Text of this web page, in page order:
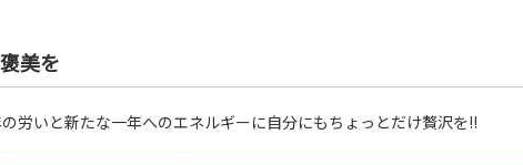
美を
労いと新たな一年へのエネルギーに自分にもちょっとだけ贅沢を!!